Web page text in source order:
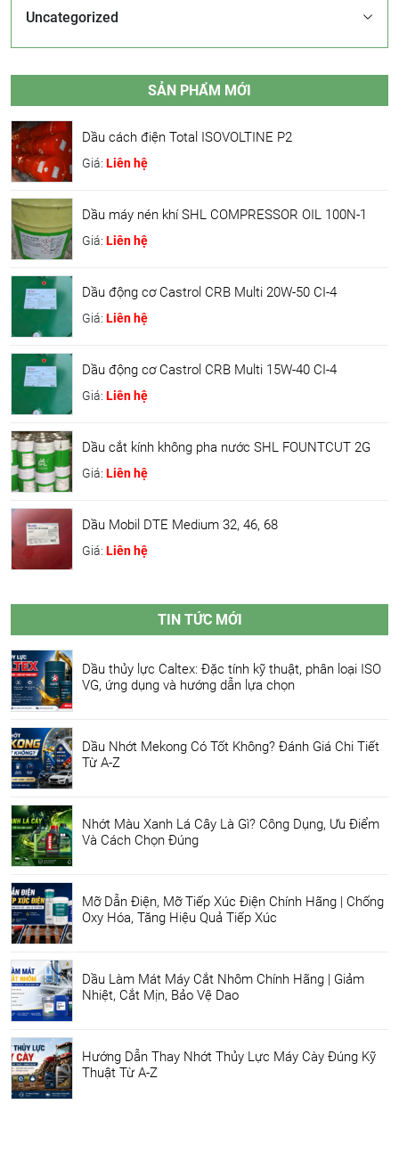
Uncategorized
SẢN PHẨM MỚI
Dầu cách điện Total ISOVOLTINE P2
Giá: Liên hệ
Dầu máy nén khí SHL COMPRESSOR OIL 100N-1
Giá: Liên hệ
Dầu động cơ Castrol CRB Multi 20W-50 CI-4
Giá: Liên hệ
Dầu động cơ Castrol CRB Multi 15W-40 CI-4
Giá: Liên hệ
Dầu cắt kính không pha nước SHL FOUNTCUT 2G
Giá: Liên hệ
Dầu Mobil DTE Medium 32, 46, 68
Giá: Liên hệ
TIN TỨC MỚI
Dầu thủy lực Caltex: Đặc tính kỹ thuật, phân loại ISO
VG, ứng dụng và hướng dẫn lựa chọn
Dầu Nhớt Mekong Có Tốt Không? Đánh Giá Chi Tiết
Từ A-Z
Nhớt Màu Xanh Lá Cây Là Gì? Công Dụng, Ưu Điểm
Và Cách Chọn Đúng
Mỡ Dẫn Điện, Mỡ Tiếp Xúc Điện Chính Hãng | Chống
Oxy Hóa, Tăng Hiệu Quả Tiếp Xúc
Dầu Làm Mát Máy Cắt Nhôm Chính Hãng | Giảm
Nhiệt, Cắt Mịn, Bảo Vệ Dao
Hướng Dẫn Thay Nhớt Thủy Lực Máy Cày Đúng Kỹ
Thuật Từ A-Z